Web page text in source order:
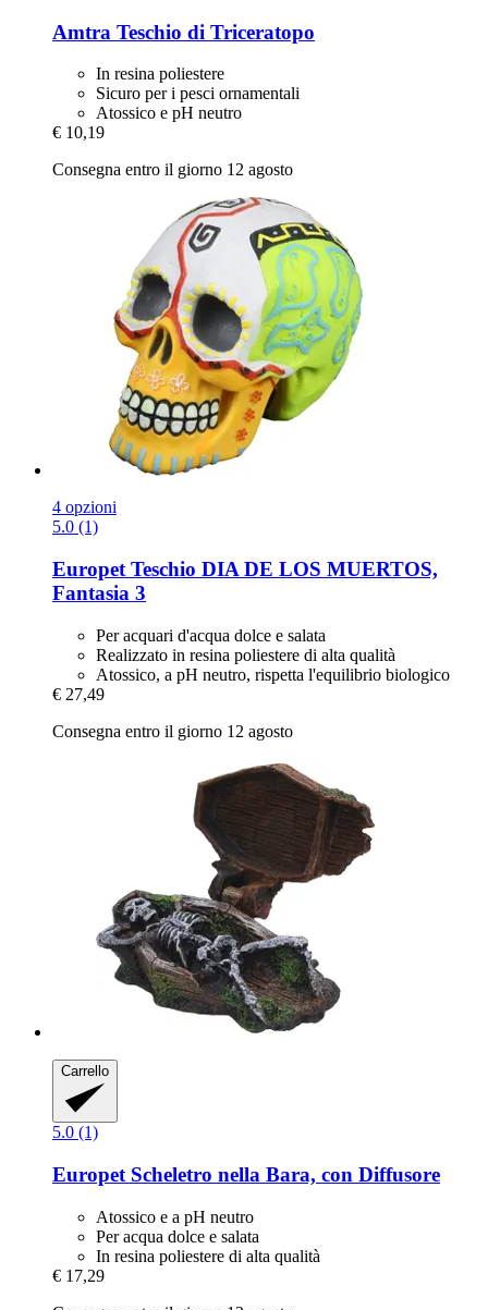
Amtra Teschio di Triceratopo
In resina poliestere
Sicuro per i pesci ornamentali
Atossico e pH neutro
€ 10,19
Consegna entro il giorno 12 agosto
4 opzioni
5.0 (1)
Europet Teschio DIA DE LOS MUERTOS,
Fantasia 3
Per acquari d'acqua dolce e salata
Realizzato in resina poliestere di alta qualità
Atossico, a pH neutro, rispetta l'equilibrio biologico
€ 27,49
Consegna entro il giorno 12 agosto
Carrello
5.0 (1)
Europet Scheletro nella Bara, con Diffusore
Atossico e a pH neutro
Per acqua dolce e salata
In resina poliestere di alta qualità
€ 17,29